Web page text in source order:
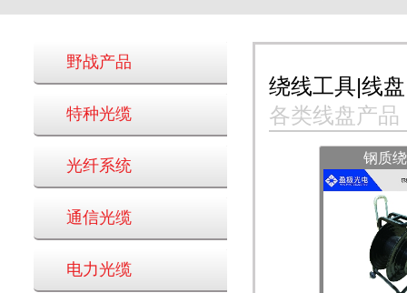
野战产品
特种光缆
光纤系统
通信光缆
电力光缆
绕线工具|线盘
各类线盘产品
钢质